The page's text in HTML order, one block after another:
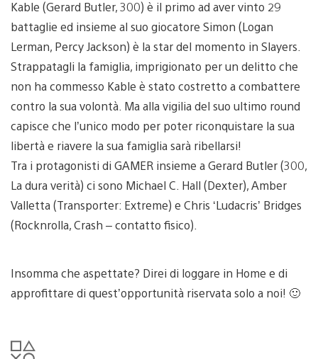
Kable (Gerard Butler, 300) è il primo ad aver vinto 29
battaglie ed insieme al suo giocatore Simon (Logan
Lerman, Percy Jackson) è la star del momento in Slayers.
Strappatagli la famiglia, imprigionato per un delitto che
non ha commesso Kable è stato costretto a combattere
contro la sua volontà. Ma alla vigilia del suo ultimo round
capisce che l’unico modo per poter riconquistare la sua
libertà e riavere la sua famiglia sarà ribellarsi!
Tra i protagonisti di GAMER insieme a Gerard Butler (300,
La dura verità) ci sono Michael C. Hall (Dexter), Amber
Valletta (Transporter: Extreme) e Chris ‘Ludacris’ Bridges
(Rocknrolla, Crash – contatto fisico).
Insomma che aspettate? Direi di loggare in Home e di
approfittare di quest’opportunità riservata solo a noi! 🙂